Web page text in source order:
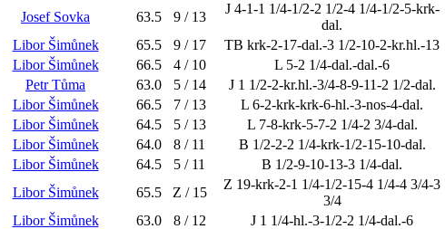
Josef Sovka 63.5 9 / 13
J 4-1-1 1/4-1/2-2 1/2-4 1/4-1/2-5-krk-
dal.
Libor Šimůnek 65.5 9 / 17 TB krk-2-17-dal.-3 1/2-10-2-kr.hl.-13
Libor Šimůnek 66.5 4 / 10 L 5-2 1/4-dal.-dal.-6
Petr Tůma 63.0 5 / 14 J 1 1/2-2-kr.hl.-3/4-8-9-11-2 1/2-dal.
Libor Šimůnek 66.5 7 / 13 L 6-2-krk-krk-6-hl.-3-nos-4-dal.
Libor Šimůnek 64.5 5 / 13 L 7-8-krk-5-7-2 1/4-2 3/4-dal.
Libor Šimůnek 64.0 8 / 11 B 1/2-2-2 1/4-krk-1/2-15-10-dal.
Libor Šimůnek 64.5 5 / 11 B 1/2-9-10-13-3 1/4-dal.
Libor Šimůnek 65.5 Z / 15
Z 19-krk-2-1 1/4-1/2-15-4 1/4-4 3/4-3
3/4
Libor Šimůnek 63.0 8 / 12 J 1 1/4-hl.-3-1/2-2 1/4-dal.-6